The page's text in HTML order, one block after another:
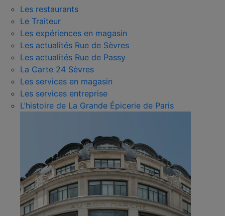
Les restaurants
Le Traiteur
Les expériences en magasin
Les actualités Rue de Sèvres
Les actualités Rue de Passy
La Carte 24 Sèvres
Les services en magasin
Les services entreprise
L’histoire de La Grande Épicerie de Paris